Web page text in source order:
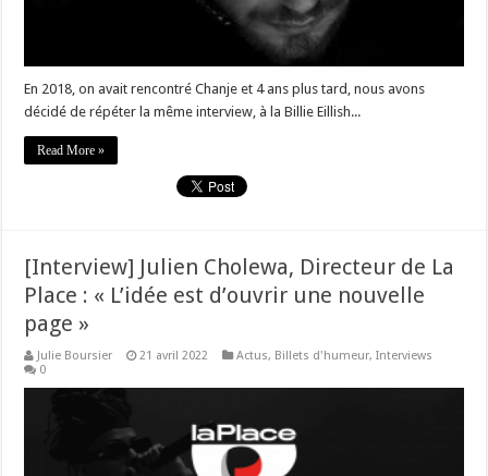
En 2018, on avait rencontré Chanje et 4 ans plus tard, nous avons
décidé de répéter la même interview, à la Billie Eillish...
Read More »
[Interview] Julien Cholewa, Directeur de La
Place : « L’idée est d’ouvrir une nouvelle
page »
Julie Boursier 21 avril 2022 Actus, Billets d'humeur,Interviews
0